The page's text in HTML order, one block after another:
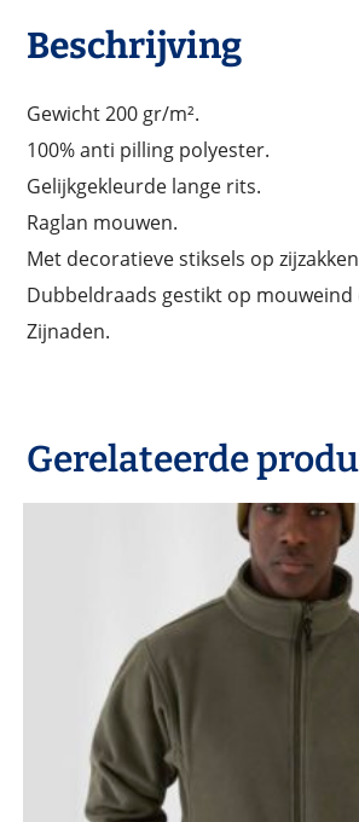
Beschrijving
Gewicht 200 gr/m².
100% anti pilling polyester.
Gelijkgekleurde lange rits.
Raglan mouwen.
Met decoratieve stiksels op
Dubbeldraads gestikt op
Zijnaden.
Gerelateerde